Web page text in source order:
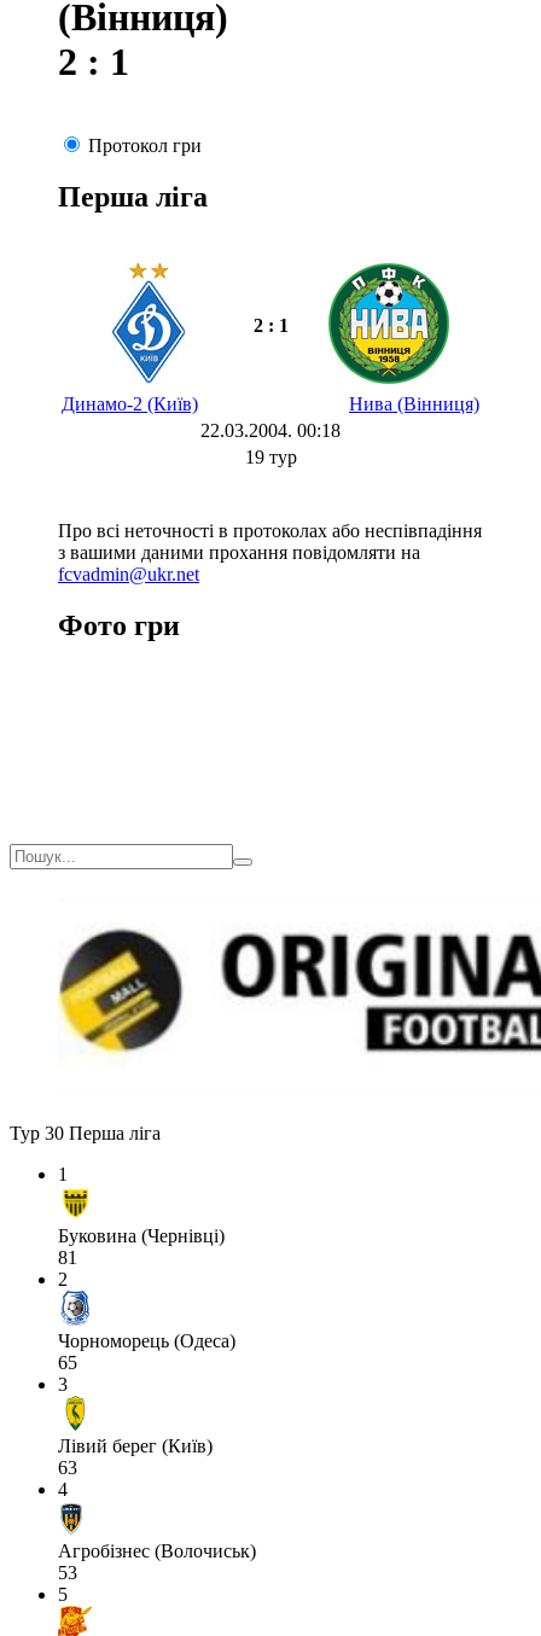
(Вінниця)
2 : 1
Протокол гри
Перша ліга
2 : 1
Динамо-2 (Київ)
Нива (Вінниця)
22.03.2004. 00:18
19 тур
Про всі неточності в протоколах або неспівпадіння
з вашими даними прохання повідомляти на
fcvadmin@ukr.net
Фото гри
Тур 30 Перша ліга
1
Буковина (Чернівці)
81
2
Чорноморець (Одеса)
65
3
Лівий берег (Київ)
63
4
Агробізнес (Волочиськ)
53
5